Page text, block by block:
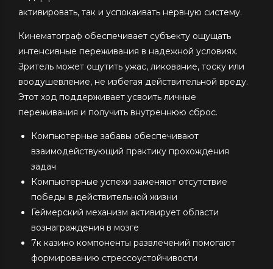
активировать, так и успокаивать нервную систему.
Кинематограф обеспечивает субъекту ощущать
интенсивные переживания в надежной условиях.
Зритель может ощутить ужас, ликование, тоску или
воодушевление, не избегая действительной вреду.
Этот ход поддерживает усвоить личные
переживания и получить внутреннюю сброс.
Компьютерные забавы обеспечивают
взаимодействующий практику прохождения
задач
Компьютерные успехи заменяют отсутствие
победы в действительной жизни
Геймерский механизм активирует области
вознаграждения в мозге
7к казино компоненты развлечений помогают
формированию стрессоустойчивости